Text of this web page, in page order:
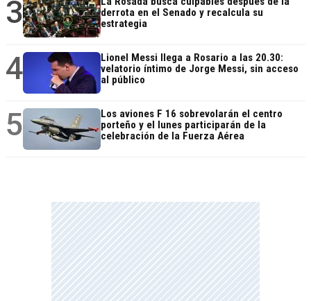
3
derrota en el Senado y recalcula su
estrategia
4
Lionel Messi llega a Rosario a las 20.30:
velatorio íntimo de Jorge Messi, sin acceso
al público
5
Los aviones F 16 sobrevolarán el centro
porteño y el lunes participarán de la
celebración de la Fuerza Aérea